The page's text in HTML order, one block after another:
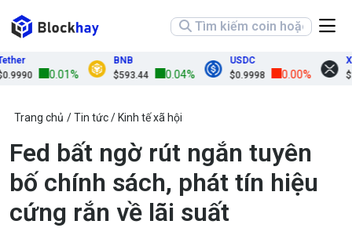
0.01%
BNB
$593.44
0.04%
USDC
$0.9998
0.00%
XRP
$1.03
Trang chủ Tin tức Kinh tế xã hội
Fed bất ngờ rút ngắn tuyên
bố chính sách, phát tín hiệu
cứng rắn về lãi suất